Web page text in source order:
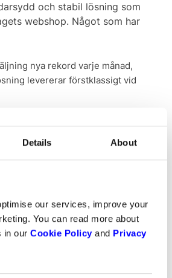
Details About
our services, improve your
You can read more about
in our Cookie Policy and Privacy
och stabil lösning som
webshop. Något som har
nya rekord varje månad,
levererar förstklassigt vid
med Dintero är enligt
de är med priserna.